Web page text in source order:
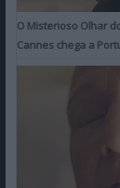
O Misterioso Olhar
Cannes chega a